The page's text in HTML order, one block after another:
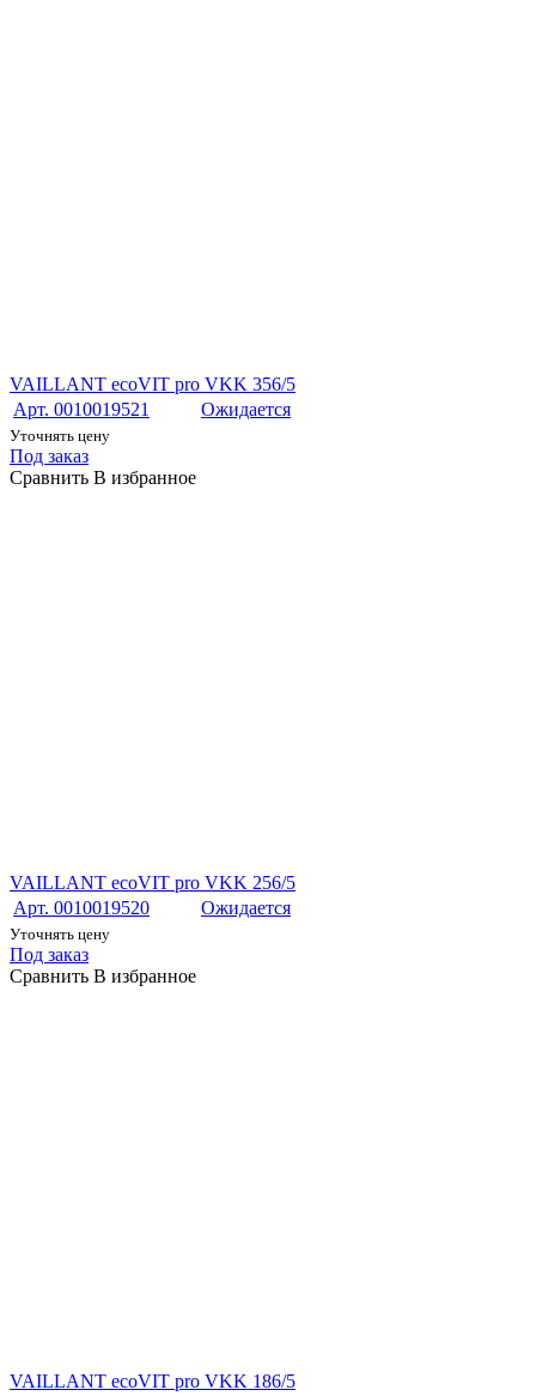
VAILLANT ecoVIT pro VKK 356/5
Арт. 0010019521
Ожидается
Уточнять цену
Под заказ
Сравнить В избранное
VAILLANT ecoVIT pro VKK 256/5
Арт. 0010019520
Ожидается
Уточнять цену
Под заказ
Сравнить В избранное
VAILLANT ecoVIT pro VKK 186/5